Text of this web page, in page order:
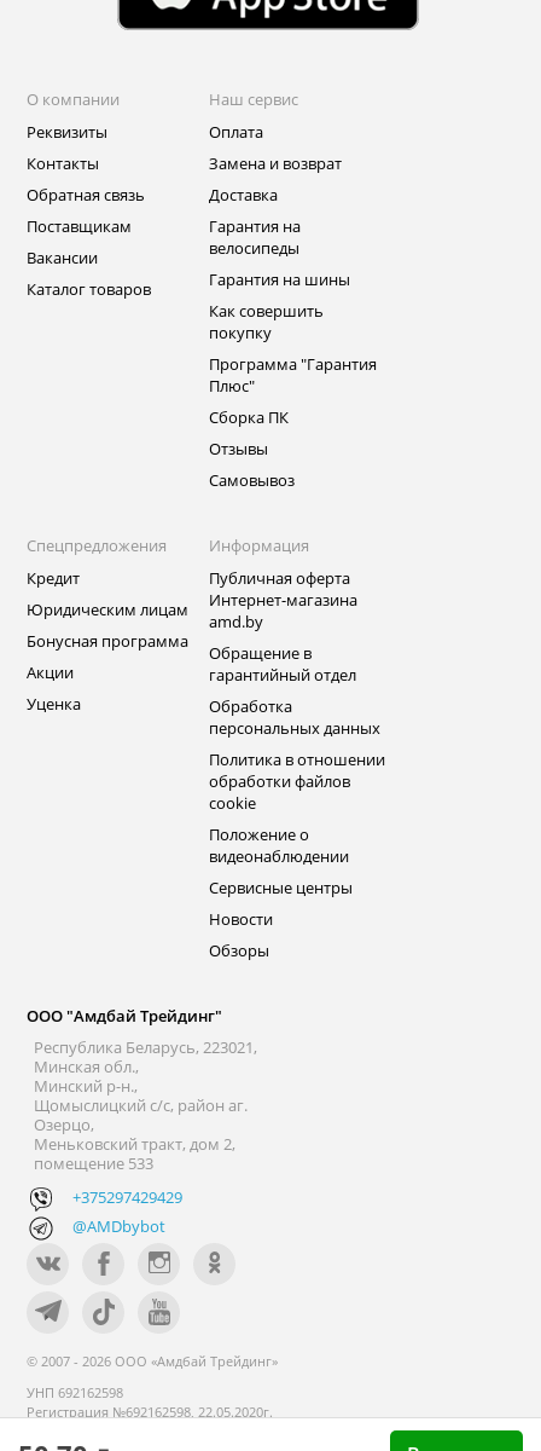
О компании
Реквизиты
Контакты
Обратная связь
Поставщикам
Вакансии
Каталог товаров
Наш сервис
Оплата
Замена и возврат
Доставка
Гарантия на
велосипеды
Гарантия на шины
Как совершить
покупку
Программа "Гарантия
Плюс"
Сборка ПК
Отзывы
Самовывоз
Спецпредложения
Кредит
Юридическим лицам
Бонусная программа
Акции
Уценка
Информация
Публичная оферта
Интернет-магазина
amd.by
Обращение в
гарантийный отдел
Обработка
персональных данных
Политика в отношении
обработки файлов
cookie
Положение о
видеонаблюдении
Сервисные центры
Новости
Обзоры
ООО "Амдбай Трейдинг"
Республика Беларусь, 223021,
Минская обл.,
Минский р-н.,
Щомыслицкий с/с, район аг.
Озерцо,
Меньковский тракт, дом 2,
помещение 533
+375297429429
@AMDbybot
© 2007 - 2026 ООО «Амдбай Трейдинг»
УНП 692162598
Регистрация №692162598, 22.05.2020г.